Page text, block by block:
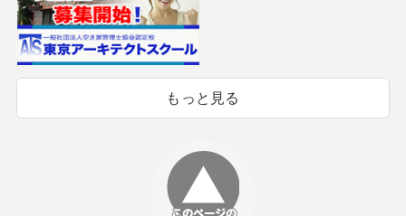
もっと見る